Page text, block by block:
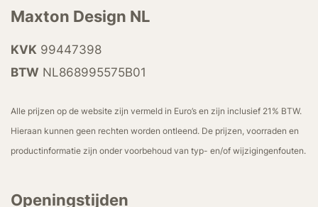
Maxton Design NL
KVK 99447398
BTW NL868995575B01
Alle prijzen op de website zijn vermeld in Euro’s en zijn inclusief 21% BTW.
Hieraan kunnen geen rechten worden ontleend. De prijzen, voorraden en
productinformatie zijn onder voorbehoud van typ- en/of wijzigingenfouten.
Openingstijden